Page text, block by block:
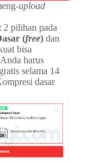
upload
2 pilihan pada
(free) dan
bisa
harus
selama 14
dasar